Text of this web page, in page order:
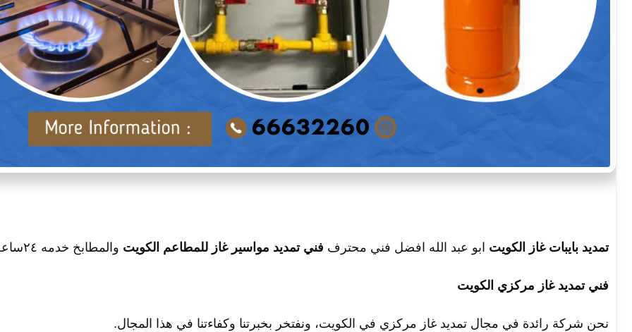
تمديد بايبات غاز الكويت ابو عبد الله افضل فني محترف فني تمديد مواسير غاز للمطاعم الكويت والمطابخ خدمه ٢٤ساعه
فني تمديد غاز مركزي الكويت
نحن شركة رائدة في مجال تمديد غاز مركزي في الكويت، ونفتخر بخبرتنا وكفاءتنا في هذا المجال.